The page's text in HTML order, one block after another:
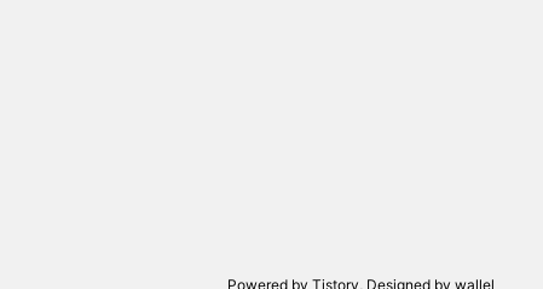
Powered byTistory, Designed bywallel